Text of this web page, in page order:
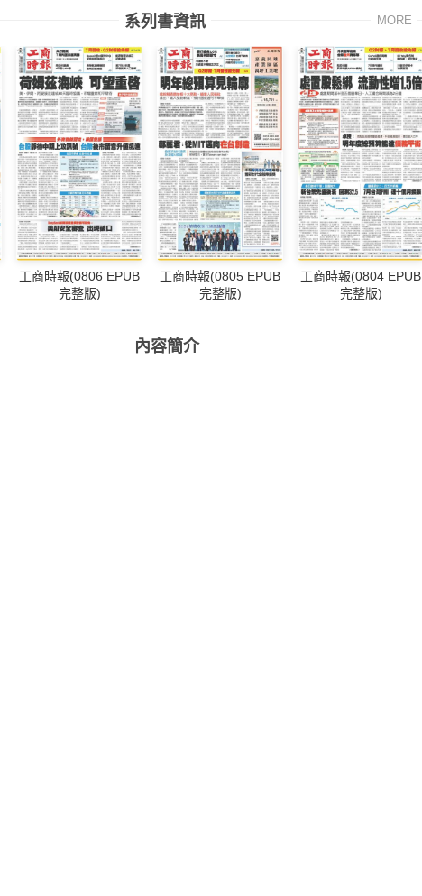
系列書資訊 MORE
工商時報(0806 EPUB
完整版)
工商時報(0805 EPUB
完整版)
工商時報(0804 EPUB
完整版)
內容簡介